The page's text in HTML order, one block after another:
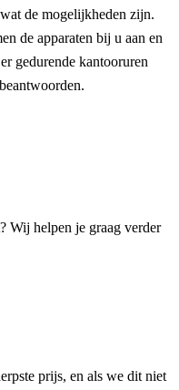
de mogelijkheden zijn.
de apparaten bij u aan en
gedurende kantooruren
Wij helpen je graag verder
prijs, en als we dit niet